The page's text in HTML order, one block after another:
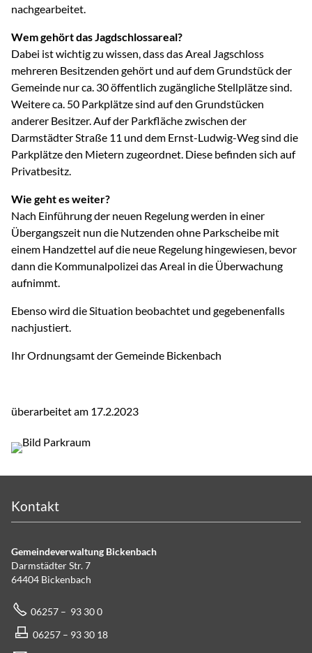
nachgearbeitet.
Wem gehört das Jagdschlossareal?
Dabei ist wichtig zu wissen, dass das Areal Jagschloss
mehreren Besitzenden gehört und auf dem Grundstück der
Gemeinde nur ca. 30 öffentlich zugängliche Stellplätze sind.
Weitere ca. 50 Parkplätze sind auf den Grundstücken
anderer Besitzer. Auf der Parkfläche zwischen der
Darmstädter Straße 11 und dem Ernst-Ludwig-Weg sind die
Parkplätze den Mietern zugeordnet. Diese befinden sich auf
Privatbesitz.
Wie geht es weiter?
Nach Einführung der neuen Regelung werden in einer
Übergangszeit nun die Nutzenden ohne Parkscheibe mit
einem Handzettel auf die neue Regelung hingewiesen, bevor
dann die Kommunalpolizei das Areal in die Überwachung
aufnimmt.
Ebenso wird die Situation beobachtet und gegebenenfalls
nachjustiert.
Ihr Ordnungsamt der Gemeinde Bickenbach
überarbeitet am 17.2.2023
Kontakt
Gemeindeverwaltung Bickenbach
Darmstädter Str. 7
64404 Bickenbach
06257 – 93 30 0
06257 – 93 30 18